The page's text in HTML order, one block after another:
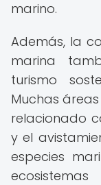
marino.
Además, la
marina
turismo
Muchas
relacionado
y el
especies